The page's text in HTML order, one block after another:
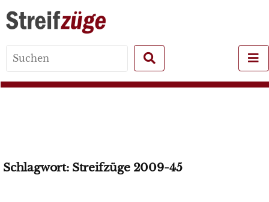
for:
Schlagwort: Streifzüge 2009-45